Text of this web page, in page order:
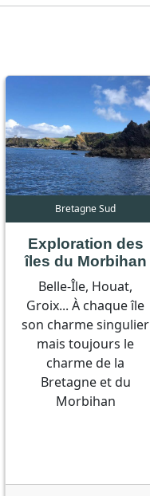
Bretagne Sud
Exploration des
îles du Morbihan
Belle-Île, Houat,
Groix... À chaque île
son charme singulier
mais toujours le
charme de la
Bretagne et du
Morbihan